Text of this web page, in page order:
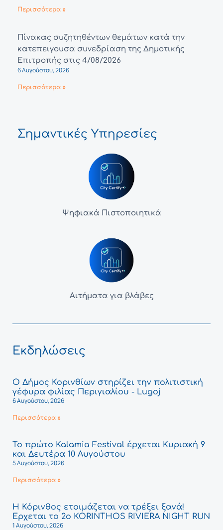
Περισσότερα »
Πίνακας συζητηθέντων θεμάτων κατά την
κατεπειγουσα συνεδρίαση της Δημοτικής
Επιτροπής στις 4/08/2026
6 Αυγούστου, 2026
Περισσότερα »
Σημαντικές Υπηρεσίες
Ψηφιακά Πιστοποιητικά
Αιτήματα για βλάβες
Εκδηλώσεις
Ο Δήμος Κορινθίων στηρίζει την πολιτιστική
γέφυρα φιλίας Περιγιαλίου - Lugoj
6 Αυγούστου, 2026
Περισσότερα »
Το πρώτο Kalamia Festival έρχεται Κυριακή 9
και Δευτέρα 10 Αυγούστου
5 Αυγούστου, 2026
Περισσότερα »
Η Κόρινθος ετοιμάζεται να τρέξει ξανά!
Έρχεται το 2ο KORINTHOS RIVIERA NIGHT RUN
1 Αυγούστου, 2026